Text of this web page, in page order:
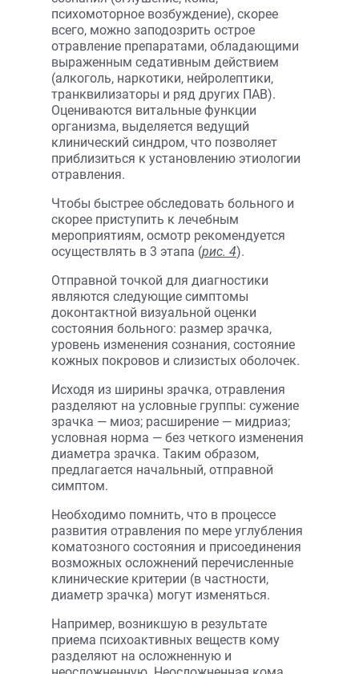
психомоторное возбуждение), скорее
всего, можно заподозрить острое
отравление препаратами, обладающими
выраженным седативным действием
(алкоголь, наркотики, нейролептики,
транквилизаторы и ряд других ПАВ).
Оцениваются витальные функции
организма, выделяется ведущий
клинический синдром, что позволяет
приблизиться к установлению этиологии
отравления.
Чтобы быстрее обследовать больного и
скорее приступить к лечебным
мероприятиям, осмотр рекомендуется
осуществлять в 3 этапа (рис. 4).
Отправной точкой для диагностики
являются следующие симптомы
доконтактной визуальной оценки
состояния больного: размер зрачка,
уровень изменения сознания, состояние
кожных покровов и слизистых оболочек.
Исходя из ширины зрачка, отравления
разделяют на условные группы: сужение
зрачка — миоз; расширение — мидриаз;
условная норма — без четкого изменения
диаметра зрачка. Таким образом,
предлагается начальный, отправной
симптом.
Необходимо помнить, что в процессе
развития отравления по мере углубления
коматозного состояния и присоединения
возможных осложнений перечисленные
клинические критерии (в частности,
диаметр зрачка) могут изменяться.
Например, возникшую в результате
приема психоактивных веществ кому
разделяют на осложненную и